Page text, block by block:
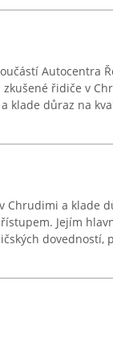
Autocentra
řidiče v
klade důraz na
Chrudimi a klade
Jejím
dovedností,